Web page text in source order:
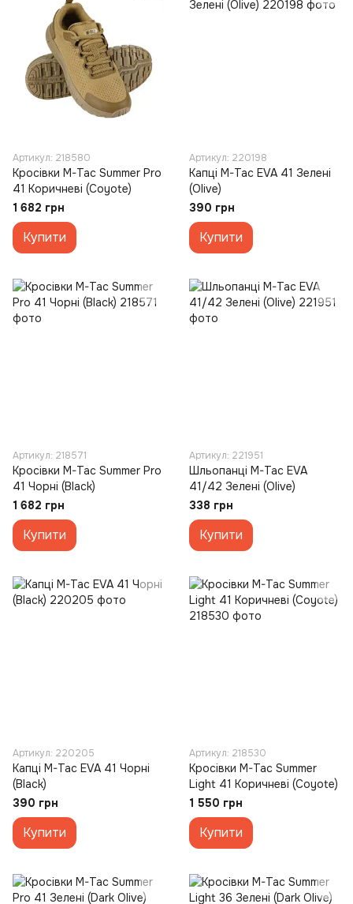
Артикул: 218580
Кросівки M-Tac Summer Pro
41 Коричневі (Coyote)
1 682 грн
Купити
Артикул: 220198
Капці M-Tac EVA 41 Зелені
(Olive)
390 грн
Купити
Артикул: 218571
Кросівки M-Tac Summer Pro
41 Чорні (Black)
1 682 грн
Купити
Артикул: 221951
Шльопанці M-Tac EVA
41/42 Зелені (Olive)
338 грн
Купити
Артикул: 220205
Капці M-Tac EVA 41 Чорні
(Black)
390 грн
Купити
Артикул: 218530
Кросівки M-Tac Summer
Light 41 Коричневі (Coyote)
1 550 грн
Купити